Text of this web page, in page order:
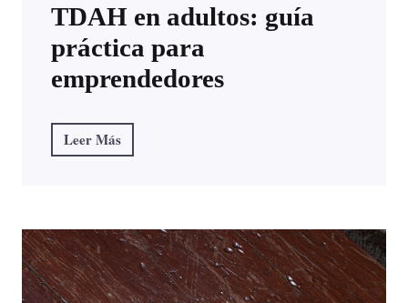
TDAH en adultos: guía
práctica para
emprendedores
Leer Más